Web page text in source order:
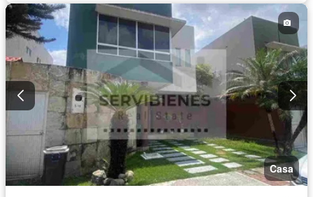
Solo familias
Sin amoblar
Casa